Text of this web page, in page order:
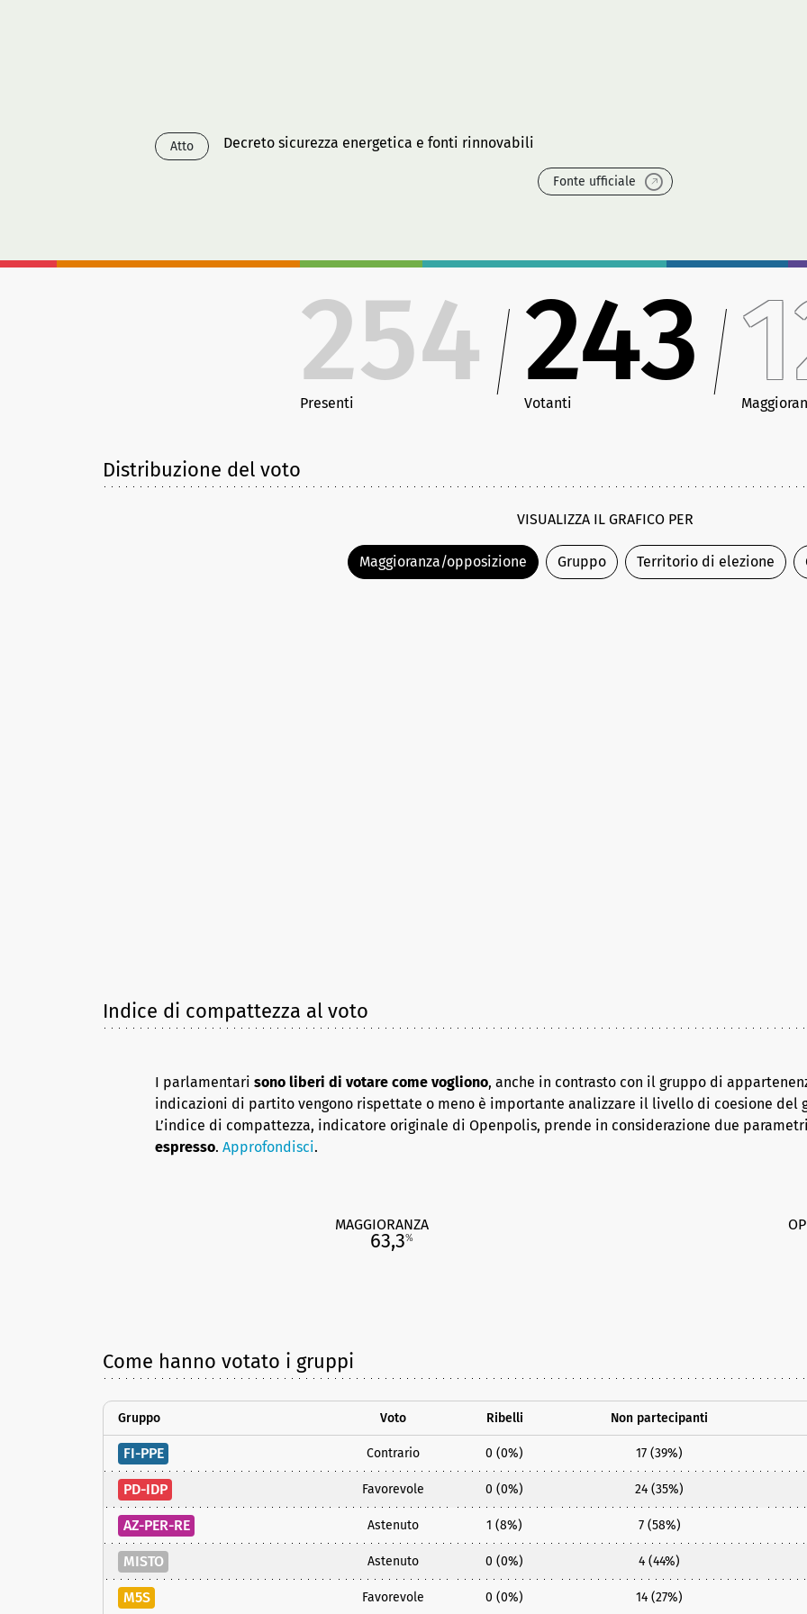
Atto Decreto sicurezza energetica e fonti rinnovabili
Fonte ufficiale
254
Presenti 243
Votanti
Distribuzione del voto
VISUALIZZA IL GRAFICO PER
Maggioranza/opposizione Gruppo Territorio di elezione
Indice di compattezza al voto
I parlamentari sono liberi di votare come vogliono, anche in contrasto con il gruppo di
indicazioni di partito vengono rispettate o meno è importante analizzare il livello di coesione del
L’indice di compattezza, indicatore originale di Openpolis, prende in considerazione due
espresso. Approfondisci.
MAGGIORANZA
63,3%
Come hanno votato i gruppi
Gruppo Voto Ribelli Non partecipanti
FI-PPE Contrario 0 (0%) 17 (39%)
PD-IDP Favorevole 0 (0%) 24 (35%)
AZ-PER-RE Astenuto 1 (8%) 7 (58%)
MISTO Astenuto 0 (0%) 4 (44%)
M5S Favorevole 0 (0%) 14 (27%)